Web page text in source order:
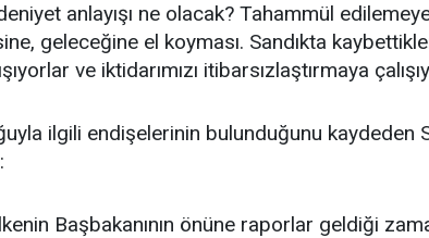
anlayışı ne olacak? Tahammül
geleceğine el koyması. Sandıkta
ve iktidarımızı itibarsızlaştırmaya
ilgili endişelerinin bulunduğunu kaydeden
Başbakanının önüne raporlar geldiği